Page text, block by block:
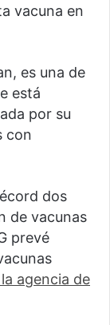
vacuna en
es una de
está
por su
con
dos
de vacunas
prevé
agencia de